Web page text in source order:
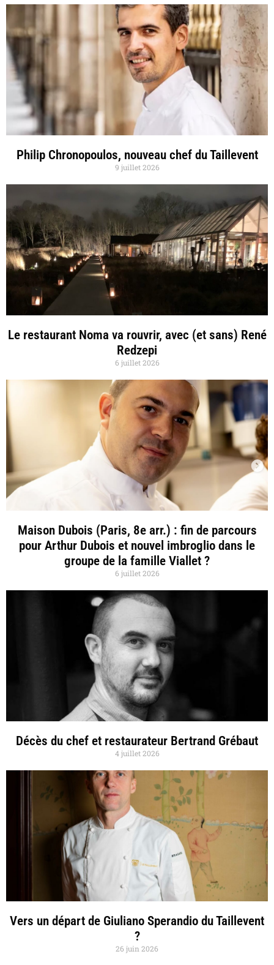
Philip Chronopoulos, nouveau chef du Taillevent
9 juillet 2026
Le restaurant Noma va rouvrir, avec (et sans) René
Redzepi
6 juillet 2026
Maison Dubois (Paris, 8e arr.) : fin de parcours
pour Arthur Dubois et nouvel imbroglio dans le
groupe de la famille Viallet ?
6 juillet 2026
Décès du chef et restaurateur Bertrand Grébaut
4 juillet 2026
Vers un départ de Giuliano Sperandio du Taillevent
?
26 juin 2026